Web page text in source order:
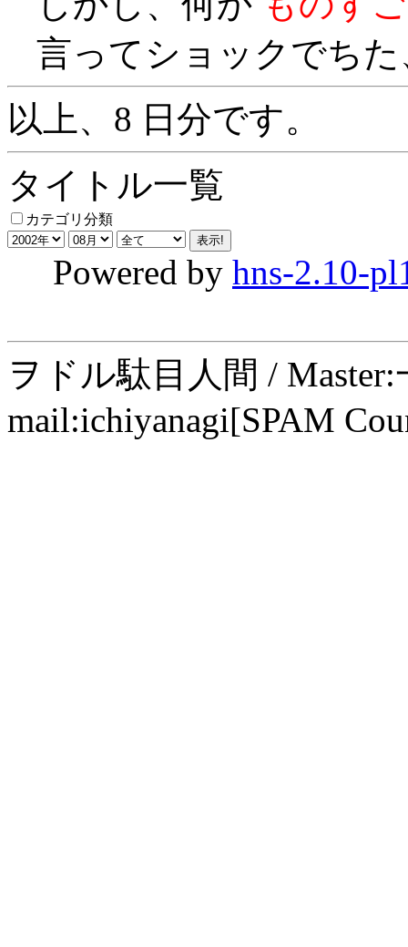
言ってショックでちた
以上、8 日分です。
タイトル一覧
カテゴリ分類
Powered by hns-2.10-
ヲドル駄目人間 /
mail:ichiyanagi[SPAM